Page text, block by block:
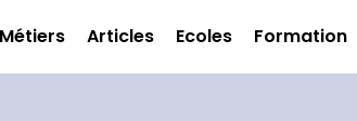
Métiers Articles Ecoles Formation